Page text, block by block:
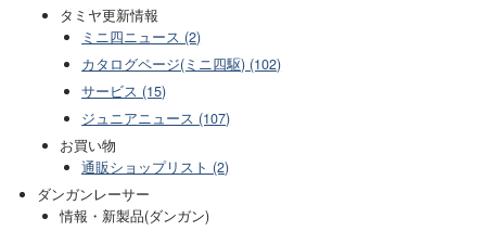
タミヤ更新情報
ミニ四ニュース (2)
カタログページ(ミニ四駆) (102)
サービス (15)
ジュニアニュース (107)
お買い物
通販ショップリスト (2)
ダンガンレーサー
情報・新製品(ダンガン)